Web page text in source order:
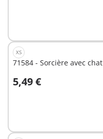
XS
71584 - Sorcière avec chat
5,49 €